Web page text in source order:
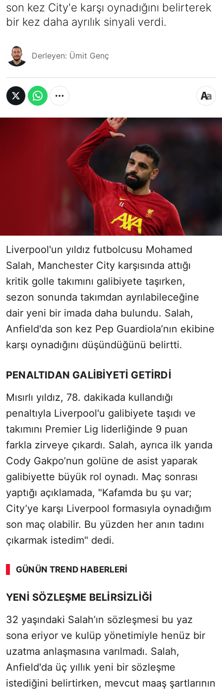
son kez City'e karşı oynadığını belirterek
bir kez daha ayrılık sinyali verdi.
Derleyen: Ümit Genç
Liverpool'un yıldız futbolcusu Mohamed
Salah, Manchester City karşısında attığı
kritik golle takımını galibiyete taşırken,
sezon sonunda takımdan ayrılabileceğine
dair yeni bir imada daha bulundu. Salah,
Anfield'da son kez Pep Guardiola’nın ekibine
karşı oynadığını düşündüğünü belirtti.
PENALTIDAN GALİBİYETİ GETİRDİ
Mısırlı yıldız, 78. dakikada kullandığı
penaltıyla Liverpool'u galibiyete taşıdı ve
takımını Premier Lig liderliğinde 9 puan
farkla zirveye çıkardı. Salah, ayrıca ilk yarıda
Cody Gakpo’nun golüne de asist yaparak
galibiyette büyük rol oynadı. Maç sonrası
yaptığı açıklamada, "Kafamda bu şu var;
City’ye karşı Liverpool formasıyla oynadığım
son maç olabilir. Bu yüzden her anın tadını
çıkarmak istedim" dedi.
GÜNÜN TREND HABERLERI
00:02 / 08:06
YENİ SÖZLEŞME BELİRSİZLİĞİ
32 yaşındaki Salah’ın sözleşmesi bu yaz
sona eriyor ve kulüp yönetimiyle henüz bir
uzatma anlaşmasına varılmadı. Salah,
Anfield'da üç yıllık yeni bir sözleşme
istediğini belirtirken, mevcut maaş şartlarının